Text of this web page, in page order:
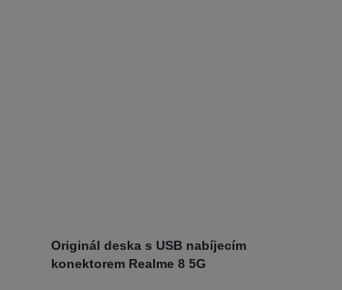
Originál deska s USB nabíjecím
konektorem Realme 8 5G